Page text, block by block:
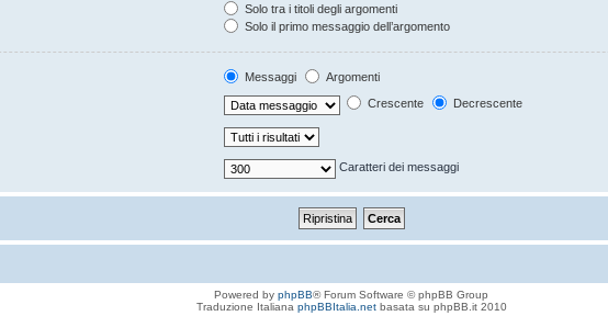
Solo tra i titoli degli argomenti
Solo il primo messaggio dell’argomento
Messaggi
Argomenti
Crescente Decrescente
Caratteri dei messaggi
Powered by phpBB® Forum Software © phpBB Group
Traduzione Italiana phpBBItalia.netbasata su phpBB.it 2010